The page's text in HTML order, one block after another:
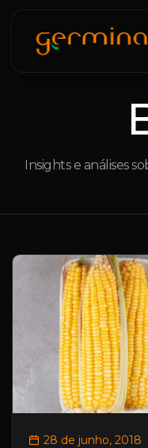
Insights e análises
28 de junho, 2018